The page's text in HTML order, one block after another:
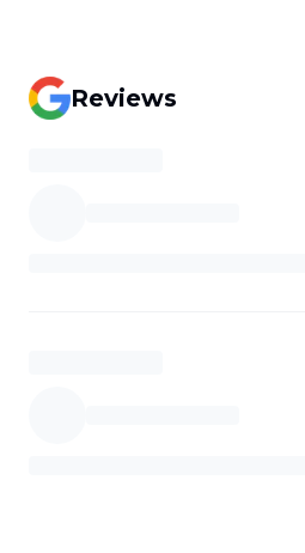
Reviews